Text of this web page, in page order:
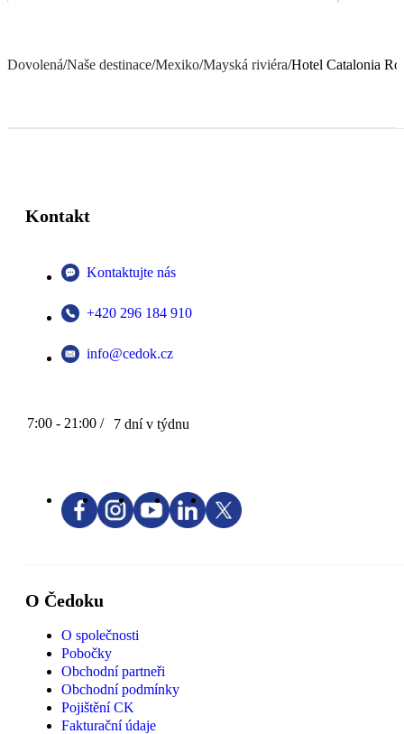
Dovolená/Naše destinace/Mexiko/Mayská riviéra/Hotel Catalonia
Kontakt
Kontaktujte nás
+420 296 184 910
info@cedok.cz
7:00 - 21:00 / 7 dní v týdnu
O Čedoku
O společnosti
Pobočky
Obchodní partneři
Obchodní podmínky
Pojištění CK
Fakturační údaje